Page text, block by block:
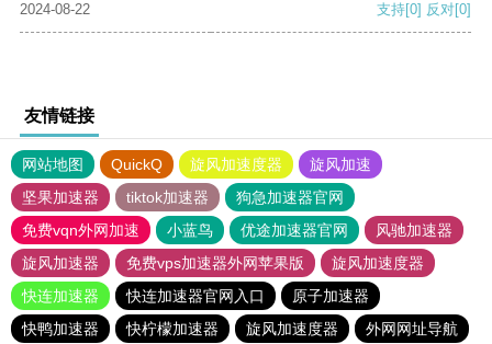
2024-08-22 支持[0] 反对[0]
友情链接
网站地图 QuickQ 旋风加速度器
旋风加速
坚果加速器
tiktok加速器
狗急加速器官网
免费vqn外网加速
小蓝鸟 优途加速器官网
风驰加速器
旋风加速器
免费vps加速器外网苹果版
旋风加速度器
快连加速器
快连加速器官网入口
原子加速器
快鸭加速器
快柠檬加速器 旋风加速度器 外网网址导航